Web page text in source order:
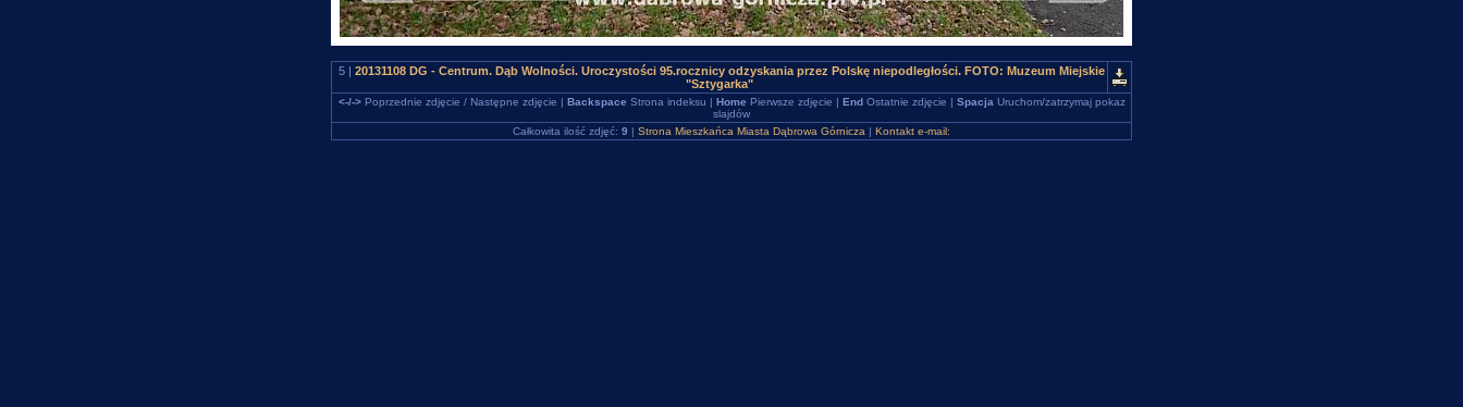
5 | 20131108 DG - Centrum. Dąb Wolności. Uroczystości 95.rocznicy odzyskania przez Polskę niepodległości. FOTO: Muzeum Miejskie
"Sztygarka"
<-/->Poprzednie zdjęcie / Następne zdjęcie | Backspace Strona indeksu | Home Pierwsze zdjęcie | EndOstatnie zdjęcie | Spacja Uruchom/zatrzymaj pokaz
slajdów
Całkowita ilość zdjęć: 9 | Strona Mieszkańca Miasta Dąbrowa Górnicza | Kontakt e-mail: